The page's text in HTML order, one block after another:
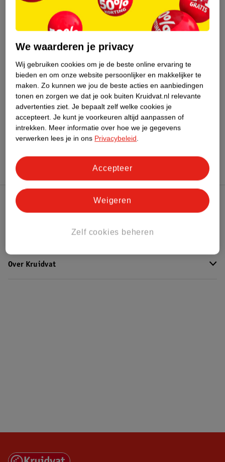
Dit product heeft (nog) geen Nature
Impact Score.
Meer informatie
Bestel & Bezorginformatie
Bekijk ook
MeerA.Vogel Alle Weerstand en energie
Kruidvat Club
Over Kruidvat
We waarderen je privacy
Wij gebruiken cookies om je de beste online ervaring te
bieden en om onze website persoonlijker en makkelijker te
maken. Zo kunnen we jou de beste acties en aanbiedingen
tonen en zorgen we dat je ook buiten Kruidvat.nl relevante
advertenties ziet. Je bepaalt zelf welke cookies je
accepteert. Je kunt je voorkeuren altijd aanpassen of
intrekken. Meer informatie over hoe we je gegevens
verwerken lees je in ons Privacybeleid.
Zelf cookies beheren
Weigeren
Accepteer